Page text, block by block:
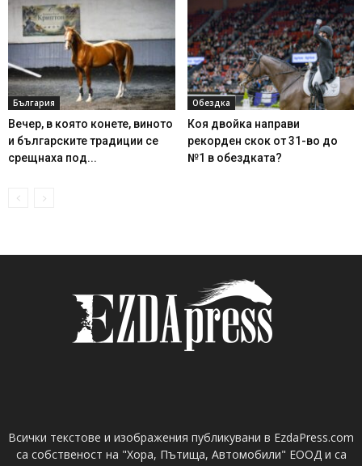
България
Вечер, в която конете, виното
и българските традиции се
срещнаха под...
Обездка
Коя двойка направи
рекорден скок от 31-во до
№1 в обездката?
Всички текстове и изображения публикувани в EzdaPress.com
са собственост на "Хора, Пътища, Автомобили" ЕООД и са